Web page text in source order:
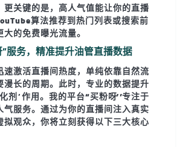
关键的是， 高人气值能让你的直播
算法推荐到热门列表或搜索前
的免费曝光流量。
服务，精准提升油管直播数据
激活直播间热度，单纯依靠自然流
长的周期。此时，专业的数据提升
剂”作用。我的平台“买粉呀”专注于
气服务。通过为你的直播间注入真实
拟观众，你将立刻获得以下三大核心